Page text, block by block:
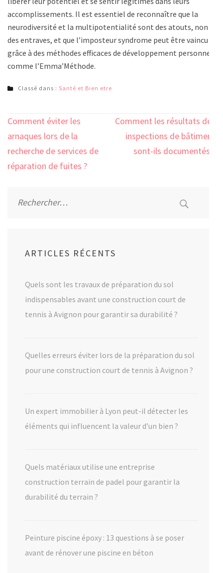
accomplissements. Il est essentiel de reconnaître que la
neurodiversité et la multipotentialité sont des atouts, non
des entraves, et que l’imposteur syndrome peut être vaincu
grâce à des méthodes efficaces de développement personnel
comme l’Emma’Méthode.
Classé dans : Santé et Bien etre
Navigation
de
l’article
Comment éviter les
arnaques lors de la
recherche de services de
réparation de fuites ?
Comment les résultats des
inspections de bâtiment
sont-ils documentés ?
ARTICLES RÉCENTS
Quels sont les travaux de préparation du sol
indispensables avant une construction court de
tennis à Avignon pour garantir sa durabilité ?
Quelles erreurs éviter lors de la préparation du sol
pour une construction court de tennis à Avignon ?
Un expert immobilier à Lyon peut-il détecter les
éléments qui influencent la valeur d’un bien ?
Quels matériaux utilise une entreprise
construction terrain de padel pour garantir la
durabilité du terrain ?
Peinture piscine époxy : 13 questions à se poser
avant de rénover une piscine en béton